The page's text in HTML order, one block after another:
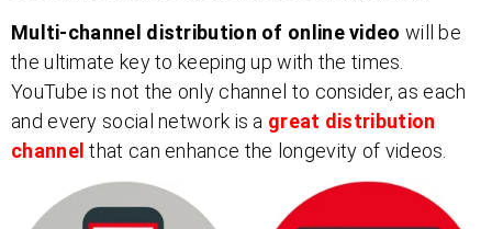
Multi-channel distribution of online video will be
the ultimate key to keeping up with the times.
YouTube is not the only channel to consider, as each
and every social network is a great distribution
channel that can enhance the longevity of videos.